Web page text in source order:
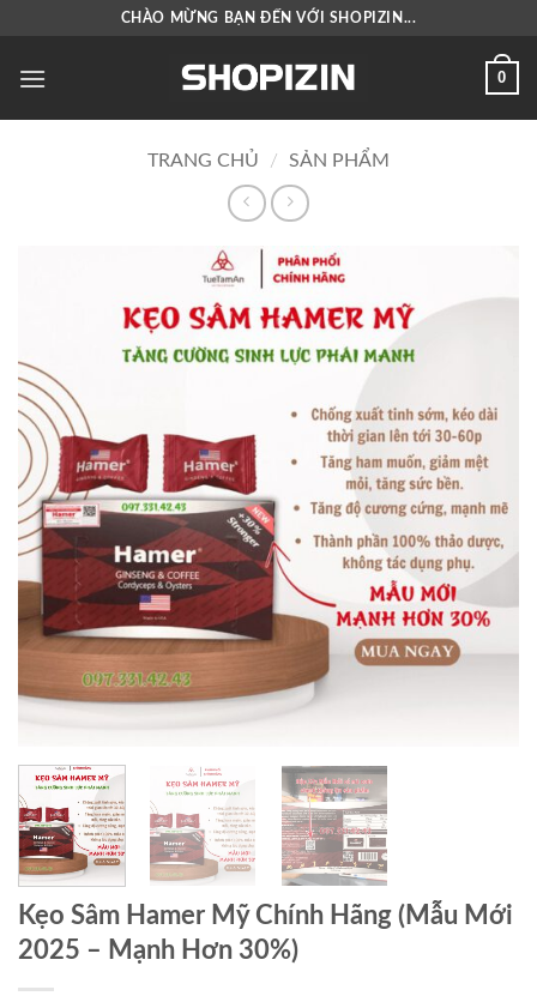
nội
CHÀO MỪNG BẠN ĐẾN VỚI SHOPIZIN...
0
TRANG CHỦ / SẢN PHẨM
Kẹo Sâm Hamer Mỹ Chính Hãng (Mẫu Mới
2025 – Mạnh Hơn 30%)